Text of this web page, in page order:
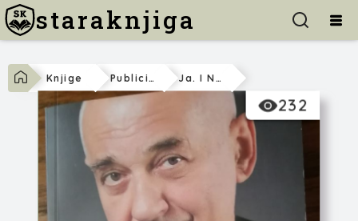
staraknjiga
Knjige Publicistika Ja. I Niko Moj
232